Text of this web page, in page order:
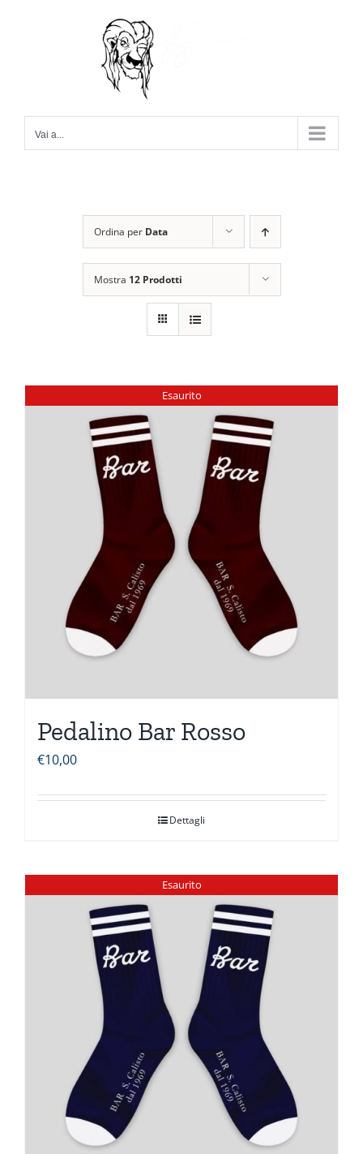
Vai a...
Ordina per Data
Mostra 12 Prodotti
Esaurito
Pedalino Bar Rosso
€10,00
Dettagli
Esaurito